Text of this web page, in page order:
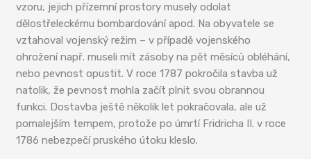
vzoru, jejich přízemní prostory musely odolat
dělostřeleckému bombardování apod. Na obyvatele se
vztahoval vojenský režim – v případě vojenského
ohrožení např. museli mít zásoby na pět měsíců obléhání,
nebo pevnost opustit. V roce 1787 pokročila stavba už
natolik, že pevnost mohla začít plnit svou obrannou
funkci. Dostavba ještě několik let pokračovala, ale už
pomalejším tempem, protože po úmrtí Fridricha II. v roce
1786 nebezpečí pruského útoku kleslo.